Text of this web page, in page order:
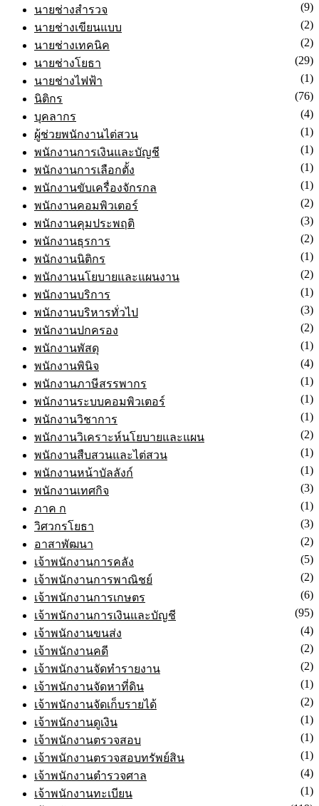
นายช่างผังเมือง
(1)
นายช่างสำรวจ
(9)
นายช่างเขียนแบบ
(2)
นายช่างเทคนิค
(2)
นายช่างโยธา
(29)
นายช่างไฟฟ้า
(1)
นิติกร
(76)
บุคลากร
(4)
ผู้ช่วยพนักงานไต่สวน
(1)
พนักงานการเงินและบัญชี
(1)
พนักงานการเลือกตั้ง
(1)
พนักงานขับเครื่องจักรกล
(1)
พนักงานคอมพิวเตอร์
(2)
พนักงานคุมประพฤติ
(3)
พนักงานธุรการ
(2)
พนักงานนิติกร
(1)
พนักงานนโยบายและแผนงาน
(2)
พนักงานบริการ
(1)
พนักงานบริหารทั่วไป
(3)
พนักงานปกครอง
(2)
พนักงานพัสดุ
(1)
พนักงานพินิจ
(4)
พนักงานภาษีสรรพากร
(1)
พนักงานระบบคอมพิวเตอร์
(1)
พนักงานวิชาการ
(1)
พนักงานวิเคราะห์นโยบายและแผน
(2)
พนักงานสืบสวนและไต่สวน
(1)
พนักงานหน้าบัลลังก์
(1)
พนักงานเทศกิจ
(3)
ภาค ก
(1)
วิศวกรโยธา
(3)
อาสาพัฒนา
(2)
เจ้าพนักงานการคลัง
(5)
เจ้าพนักงานการพาณิชย์
(2)
เจ้าพนักงานการเกษตร
(6)
เจ้าพนักงานการเงินและบัญชี
(95)
เจ้าพนักงานขนส่ง
(4)
เจ้าพนักงานคดี
(2)
เจ้าพนักงานจัดทำรายงาน
(2)
เจ้าพนักงานจัดหาที่ดิน
(1)
เจ้าพนักงานจัดเก็บรายได้
(2)
เจ้าพนักงานดูเงิน
(1)
เจ้าพนักงานตรวจสอบ
(1)
เจ้าพนักงานตรวจสอบทรัพย์สิน
(1)
เจ้าพนักงานตำรวจศาล
(4)